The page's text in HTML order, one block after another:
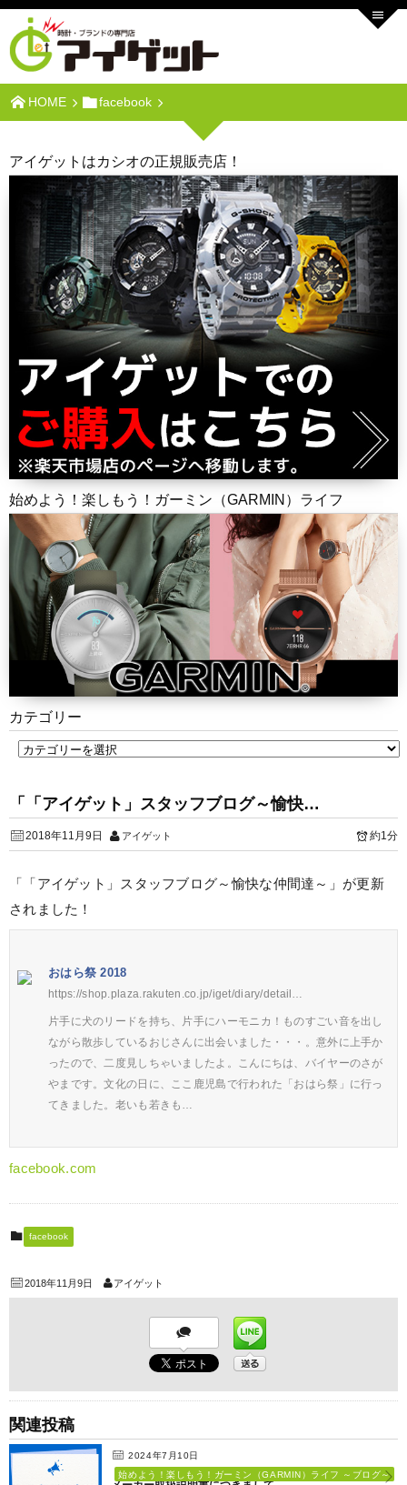
HOME facebook
アイゲットはカシオの正規販売店！
始めよう！楽しもう！ガーミン（GARMIN）ライフ
カテゴリー
「「アイゲット」スタッフブログ～愉快…
2018年11月9日 アイゲット 約1分
「「アイゲット」スタッフブログ～愉快な仲間達～」が更新
されました！
おはら祭 2018
https://shop.plaza.rakuten.co.jp/iget/diary/detail…
片手に犬のリードを持ち、片手にハーモニカ！ものすごい音を出し
ながら散歩しているおじさんに出会いました・・・。意外に上手か
ったので、二度見しちゃいましたよ。こんにちは、バイヤーのさが
やまです。文化の日に、ここ鹿児島で行われた「おはら祭」に行っ
てきました。老いも若きも…
facebook.com
facebook
2018年11月9日 アイゲット
関連投稿
2024年7月10日
始めよう！楽しもう！ガーミン（GARMIN）ライフ ～ブログ～